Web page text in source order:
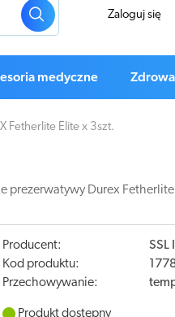
Zaloguj się
medyczne
Fetherlite Elite x 3szt.
Durex
Producent:
SSL
Kod produktu:
Przechowywanie:
Produkt dostępny